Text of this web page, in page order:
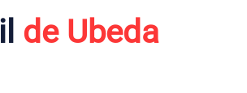
de Ubeda